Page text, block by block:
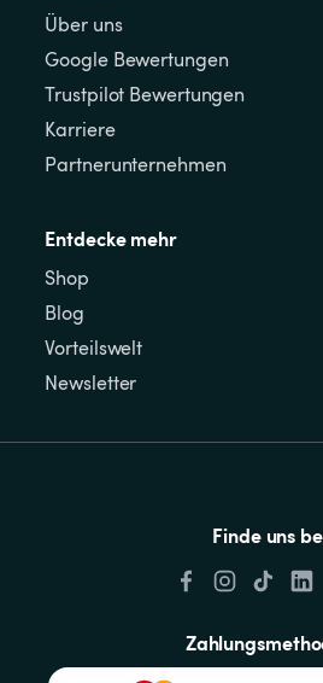
Über uns
Google Bewertungen
Trustpilot Bewertungen
Karriere
Partnerunternehmen
Entdecke mehr
Shop
Blog
Vorteilswelt
Newsletter
Finde uns